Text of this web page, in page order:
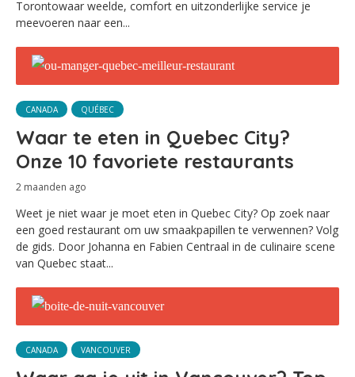
Torontowaar weelde, comfort en uitzonderlijke service je
meevoeren naar een...
CANADA QUÉBEC
Waar te eten in Quebec City?
Onze 10 favoriete restaurants
2 maanden ago
Weet je niet waar je moet eten in Quebec City? Op zoek naar
een goed restaurant om uw smaakpapillen te verwennen? Volg
de gids. Door Johanna en Fabien Centraal in de culinaire scene
van Quebec staat...
CANADA VANCOUVER